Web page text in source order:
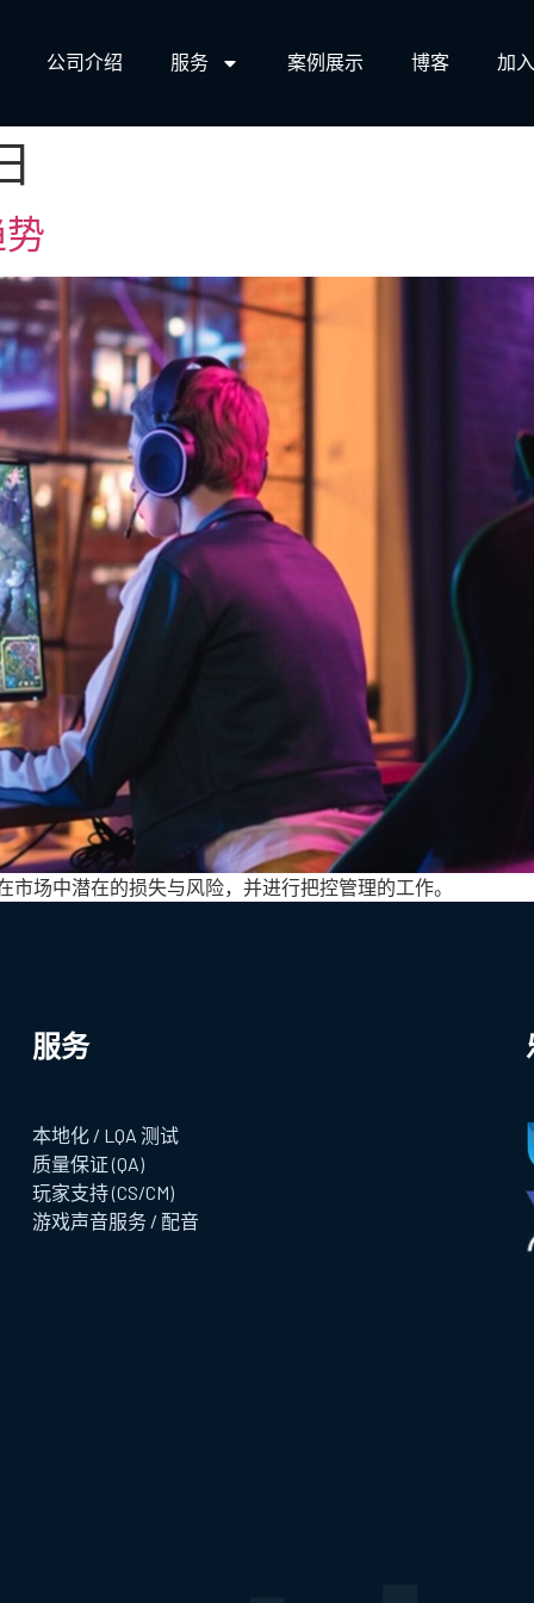
公司介绍 服务​ 案例展示 博客 加
场中潜在的损失与风险，并进行把控管理的工作。
服务
本地化 / LQA 测试
质量保证 (QA)
玩家支持 (CS/CM)
游戏声音服务 / 配音